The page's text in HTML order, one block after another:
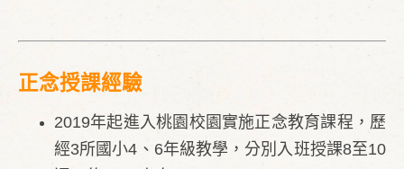
正念授課經驗
2019年起進入桃園校園實施正念教育課程，歷
經3所國小4、6年級教學，分別入班授課8至10